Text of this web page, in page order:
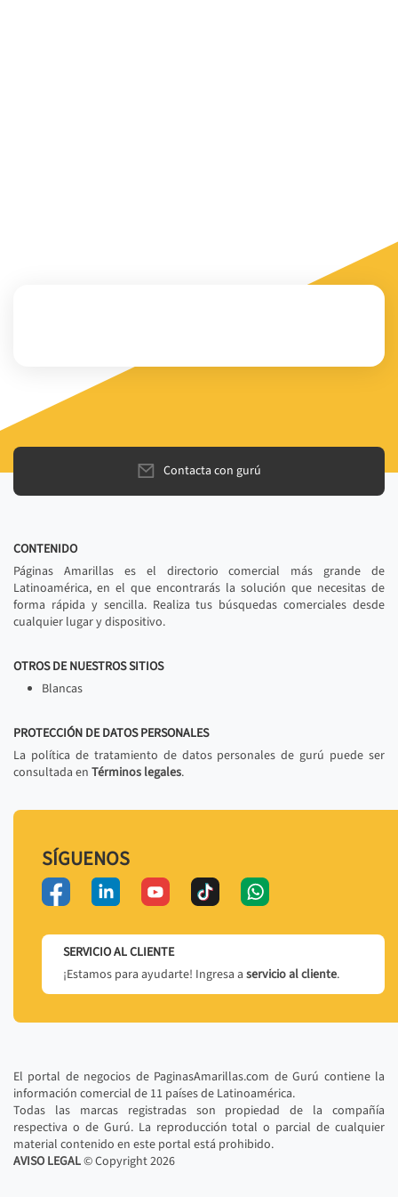
Contacta con gurú
CONTENIDO
Páginas Amarillas es el directorio comercial más grande de
Latinoamérica, en el que encontrarás la solución que necesitas de
forma rápida y sencilla. Realiza tus búsquedas comerciales desde
cualquier lugar y dispositivo.
OTROS DE NUESTROS SITIOS
Blancas
PROTECCIÓN DE DATOS PERSONALES
La política de tratamiento de datos personales de gurú puede ser
consultada en Términos legales.
SÍGUENOS
SERVICIO AL CLIENTE
¡Estamos para ayudarte! Ingresa a servicio al cliente.
El portal de negocios de PaginasAmarillas.com de Gurú contiene la
información comercial de 11 países de Latinoamérica.
Todas las marcas registradas son propiedad de la compañía
respectiva o de Gurú. La reproducción total o parcial de cualquier
material contenido en este portal está prohibido.
AVISO LEGAL© Copyright2026